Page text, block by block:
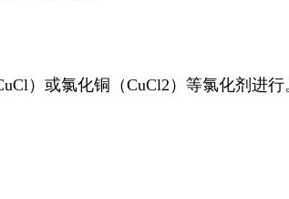
）或氯化铜（CuCl2）等氯化剂进行